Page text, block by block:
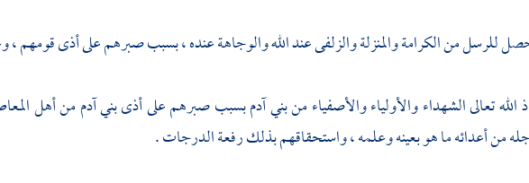
للرسل من الكرامة والمنزلة والزلفى عند الله والوجاهة عنده ، بسبب صبرهم على أذى قومهم ،
تعالى الشهداء والأولياء والأصفياء من بني آدم بسبب صبرهم على أذى بني آدم من أهل
من أعدائه ما هو بعينه وعلمه ، واستحقاقهم بذلك رفعة الدرجات .